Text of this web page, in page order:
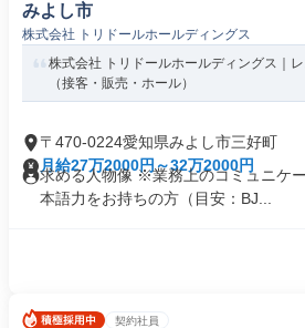
みよし市
株式会社 トリドールホールディングス
株式会社 トリドールホールディングス｜
（接客・販売・ホール）
〒470-0224愛知県みよし市三好町
月給27万2000円～32万2000円
求める人物像 ※業務上のコミュニケ
本語力をお持ちの方（目安：BJ...
契約社員